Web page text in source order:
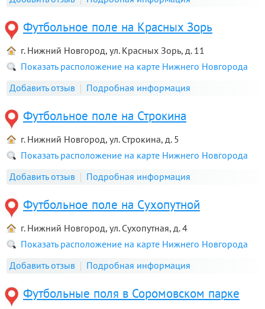
Футбольное поле на Красных Зорь
г. Нижний Новгород, ул. Красных Зорь, д. 11
Показать расположение на карте Нижнего Новгорода
Добавить отзыв
Подробная информация
Футбольное поле на Строкина
г. Нижний Новгород, ул. Строкина, д. 5
Показать расположение на карте Нижнего Новгорода
Добавить отзыв
Подробная информация
Футбольное поле на Сухопутной
г. Нижний Новгород, ул. Сухопутная, д. 4
Показать расположение на карте Нижнего Новгорода
Добавить отзыв
Подробная информация
Футбольные поля в Соромовском парке